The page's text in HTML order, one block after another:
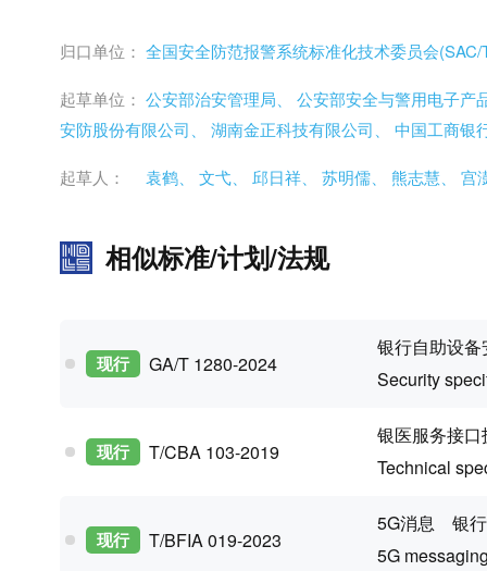
归口单位： 全国安全防范报警系统标准化技术委员会(SAC/
起草单位： 公安部治安管理局、 公安部安全与警用电子产
安防股份有限公司、 湖南金正科技有限公司、 中国工商银
起草人： 袁鹤、 文弋、 邱日祥、 苏明儒、 熊志慧、 宫
相似标准/计划/法规
现行 GA/T 1280-2024
银行自助设
Security
现行 T/CBA 103-2019
银医服务接
Technical
现行 T/BFIA 019-2023
5G消息 银
5G